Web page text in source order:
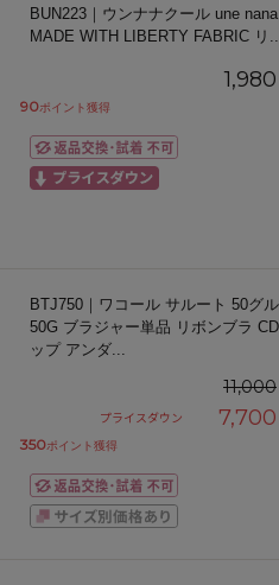
BUN223｜ウンナナクール une nana
MADE WITH LIBERTY FABRIC リ
1,980
90ポイント獲得
BTJ750｜ワコール サルート 50グ
50G ブラジャー単品 リボンブラ
ップ アンダ...
11,000
プライスダウン
7,700
350ポイント獲得